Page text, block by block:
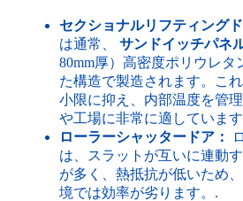
セクショナルリフティングド
は通常、 サンドイッチパネ
80mm厚）高密度ポリウレタ
た構造で製造されます。こ
小限に抑え、内部温度を管
や工場に非常に適していま
ローラーシャッタードア：
は、スラットが互いに連動
が多く、熱抵抗が低いため
境では効率が劣ります。.